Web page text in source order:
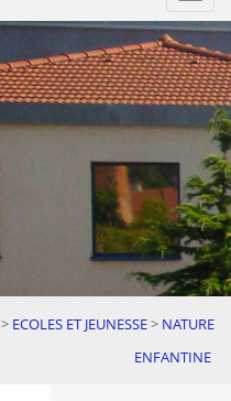
> ECOLES ET JEUNESSE> NATURE
ENFANTINE